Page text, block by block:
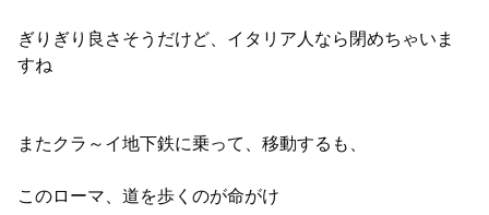
ぎりぎり良さそうだけど、イタリア人なら閉めちゃいま
すね
またクラ～イ地下鉄に乗って、移動するも、
このローマ、道を歩くのが命がけ